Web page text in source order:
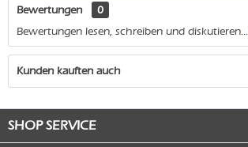
Bewertungen
0
Bewertungen lesen, schreiben und diskutieren...
Kunden kauften auch
SHOP SERVICE